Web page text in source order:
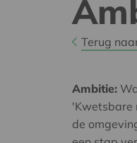
Terug
Ambitie:
'Kwetsbare
de